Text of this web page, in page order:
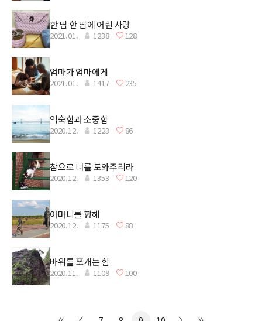
한 땀 한 땀에 어린 사랑
2021.01. 1238 128
엄마가 엄마에게
2021.01. 1417 235
익숙함과 소중함
2020.12. 1223 86
참으로 너를 도와주리라
2020.12. 1353 120
어머니를 향해
2020.12. 1175 88
바위를 쪼개는 힘
2020.11. 1109 100